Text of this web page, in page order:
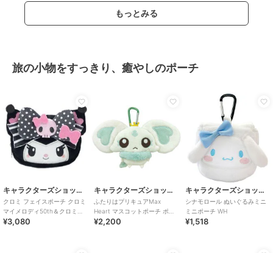
もっとみる
旅の小物をすっきり、癒やしのポーチ
キャラクターズショップ ラフラフ
クロミ フェイスポーチ クロミ
マイメロディ50th＆クロミ
20th
¥3,080
キャラクターズショップ ラフラフ
ふたりはプリキュアMax
Heart マスコットポーチ ポル
ン
¥2,200
キャラクターズショップ ラフラフ
シナモロール ぬいぐるみミニ
ミニポーチ WH
¥1,518